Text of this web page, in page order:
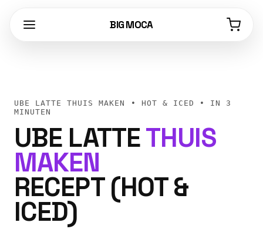
BIG MOCA
UBE LATTE THUIS MAKEN • HOT & ICED • IN 3
MINUTEN
UBE LATTETHUIS
MAKEN
RECEPT (HOT &
ICED)